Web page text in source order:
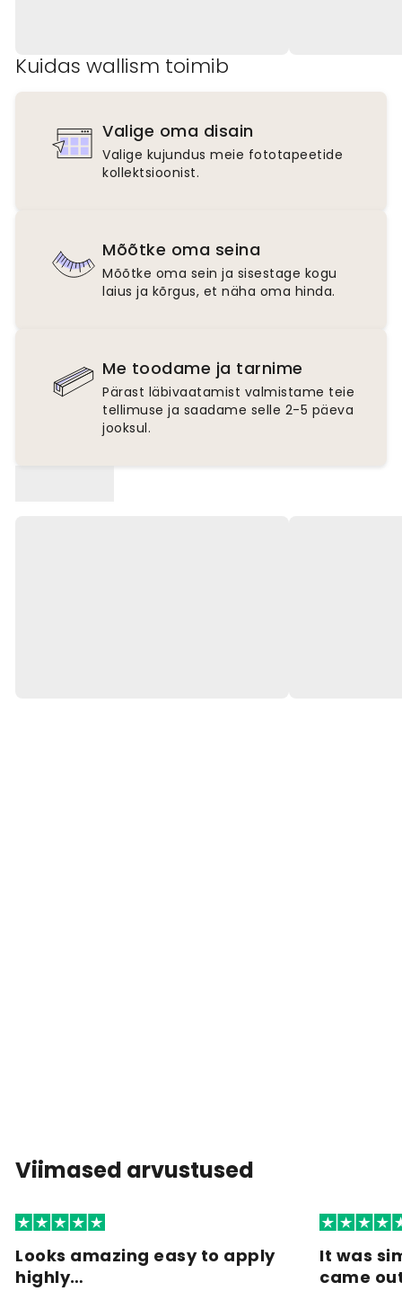
Kuidas wallism toimib
Valige oma disain
Valige kujundus meie fototapeetide
kollektsioonist.
Mõõtke oma seina
Mõõtke oma sein ja sisestage kogu
laius ja kõrgus, et näha oma hinda.
Me toodame ja tarnime
Pärast läbivaatamist valmistame teie
tellimuse ja saadame selle 2-5 päeva
jooksul.
Viimased arvustused
Looks amazing easy to apply
highly…
It was
came